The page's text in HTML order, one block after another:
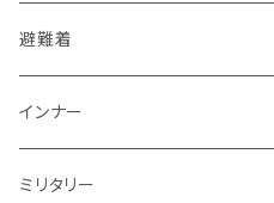
活動服（防災服）
ドライウエア
赤色系
レスキュー
POLICE・警察
避難着
レディス
ドライウエア
メンズ
インナー
レディス
ミリタリー